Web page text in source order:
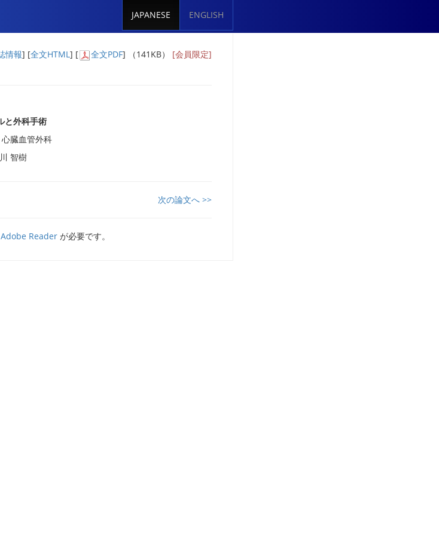
JAPANESE ENGLISH
情報] [全文HTML] [ 全文PDF] （141KB） [会員限定]
と外科手術
臓血管外科
智樹
次の論文へ >>
Adobe Reader が必要です。